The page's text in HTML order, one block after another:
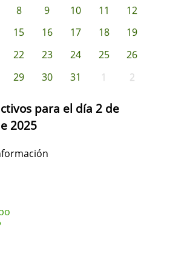
8 9 10 11
12
15 16 17 18
19
22 23 24 25
26
29 30 31 1 2
para el día 2 de
2025